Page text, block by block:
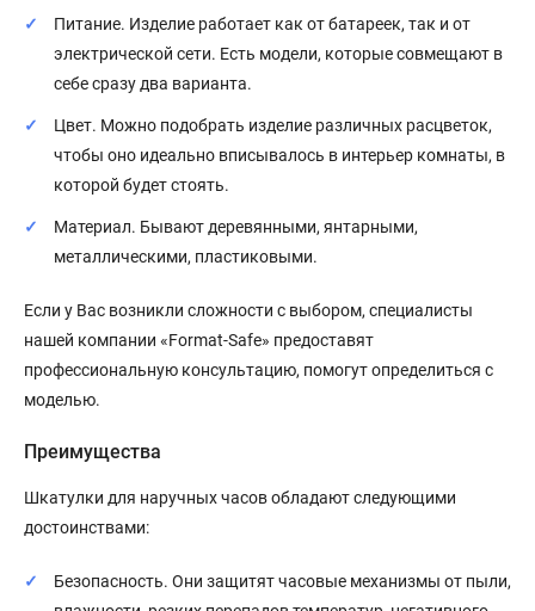
Питание. Изделие работает как от батареек, так и от
электрической сети. Есть модели, которые совмещают в
себе сразу два варианта.
Цвет. Можно подобрать изделие различных расцветок,
чтобы оно идеально вписывалось в интерьер комнаты, в
которой будет стоять.
Материал. Бывают деревянными, янтарными,
металлическими, пластиковыми.
Если у Вас возникли сложности с выбором, специалисты
нашей компании «Format-Safe» предоставят
профессиональную консультацию, помогут определиться с
моделью.
Преимущества
Шкатулки для наручных часов обладают следующими
достоинствами:
Безопасность. Они защитят часовые механизмы от пыли,